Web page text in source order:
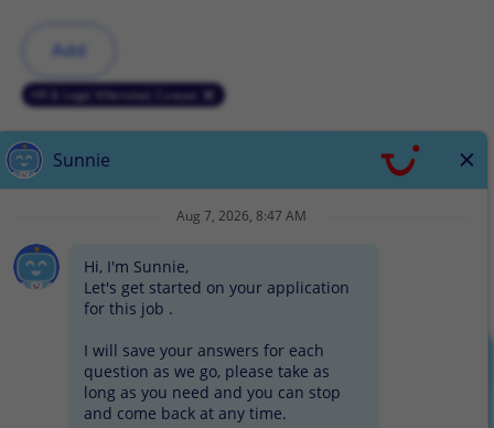
Add
HR & Legal, Willemstad, Curaçao
By signing up, I acknowledge I have read the
Notice
, and I wish to receive emails. I understand I can opt-out from
receiving emails at any time.